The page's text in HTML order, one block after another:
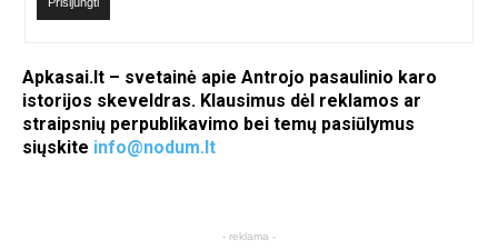
Apkasai.lt – svetainė apie Antrojo pasaulinio karo
istorijos skeveldras. Klausimus dėl reklamos ar
straipsnių perpublikavimo bei temų pasiūlymus
siųskite info@nodum.lt
- reklama -